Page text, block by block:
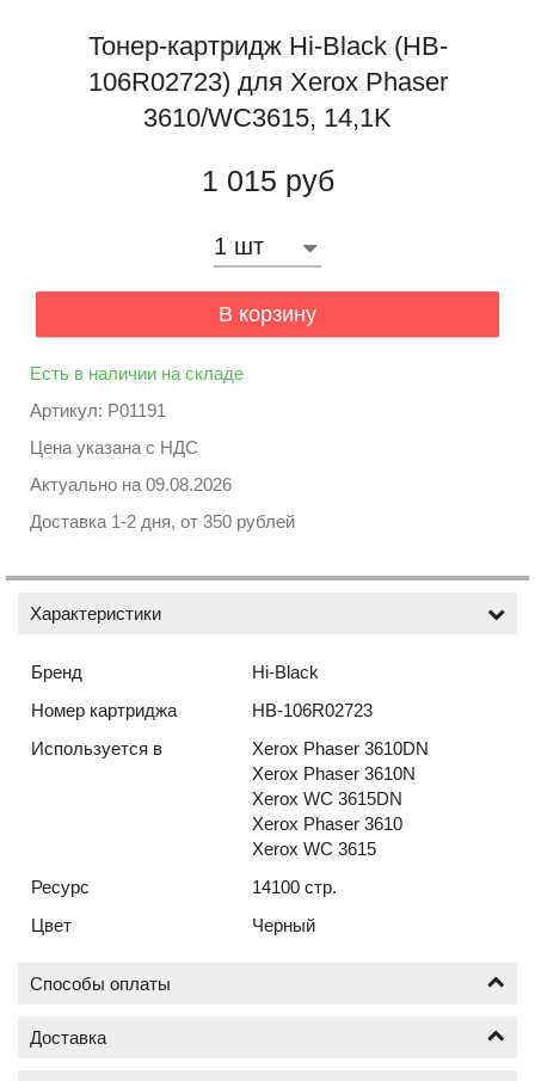
Тонер-картридж Hi-Black (HB-
106R02723) для Xerox Phaser
3610/WC3615, 14,1K
1 015 руб
В корзину
Есть в наличии на складе
Артикул: P01191
Цена указана с НДС
Актуально на 09.08.2026
Доставка 1-2 дня, от 350 рублей
Характеристики
Бренд
Hi-Black
Номер картриджа
HB-106R02723
Используется в
Xerox Phaser 3610DN
Xerox Phaser 3610N
Xerox WC 3615DN
Xerox Phaser 3610
Xerox WC 3615
Ресурс
14100 стр.
Цвет
Черный
Способы оплаты
Оплата по безналичному расчёту (счёт с НДС)
Доставка